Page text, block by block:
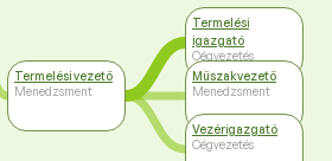
Termelési vezető
Menedzsment
Termelési
igazgató
Cégvezetés
Műszakvezető
Menedzsment
Vezérigazgató
Cégvezetés